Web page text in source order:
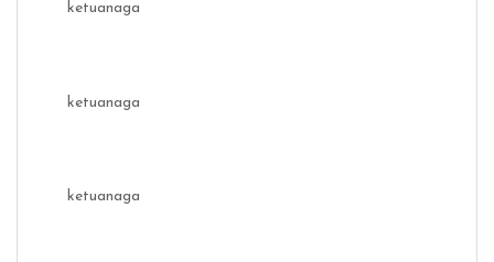
ketuanaga
ketuanaga
ketuanaga